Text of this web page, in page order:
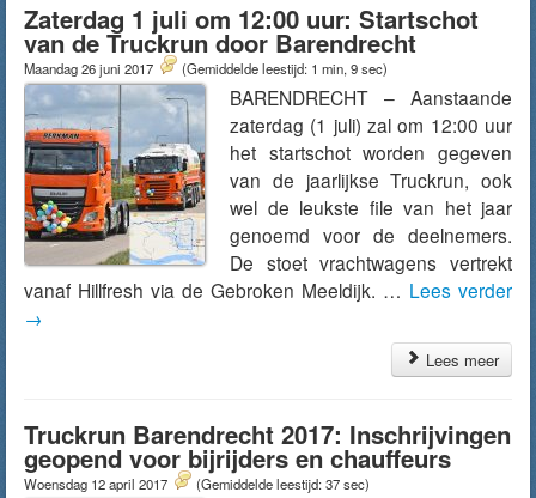
Zaterdag 1 juli om 12:00 uur: Startschot
van de Truckrun door Barendrecht
Maandag 26 juni 2017 (Gemiddelde leestijd: 1 min, 9 sec)
BARENDRECHT – Aanstaande
zaterdag (1 juli) zal om 12:00 uur
het startschot worden gegeven
van de jaarlijkse Truckrun, ook
wel de leukste file van het jaar
genoemd voor de deelnemers.
De stoet vrachtwagens vertrekt
vanaf Hillfresh via de Gebroken Meeldijk. … Lees verder
→
Lees meer
Truckrun Barendrecht 2017: Inschrijvingen
geopend voor bijrijders en chauffeurs
Woensdag 12 april 2017 (Gemiddelde leestijd: 37 sec)